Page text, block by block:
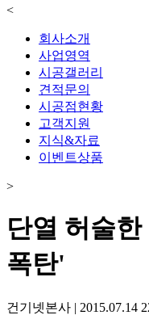
<
회사소개
사업영역
시공갤러리
견적문의
시공점현황
고객지원
지식&자료
이벤트상품
>
단열 허술
폭탄'
건기넷본사 | 2015.07.14